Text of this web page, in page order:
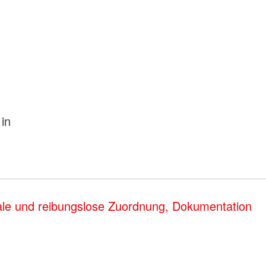
und reibungslose Zuordnung, Dokumentation